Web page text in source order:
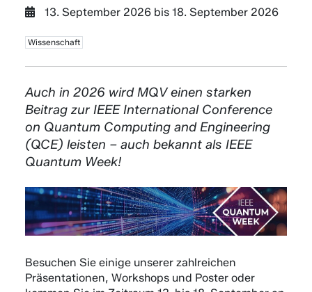
13. September 2026 bis 18. September 2026
Wissenschaft
Auch in 2026 wird MQV einen starken
Beitrag zur IEEE International Conference
on Quantum Computing and Engineering
(QCE) leisten – auch bekannt als IEEE
Quantum Week!
Besuchen Sie einige unserer zahlreichen
Präsentationen, Workshops und Poster oder